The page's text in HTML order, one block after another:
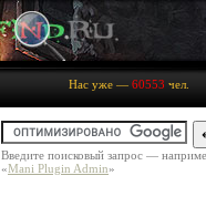
Нас уже — 60553 чел.
Введите поисковый запрос —
«Mani Plugin Admin»